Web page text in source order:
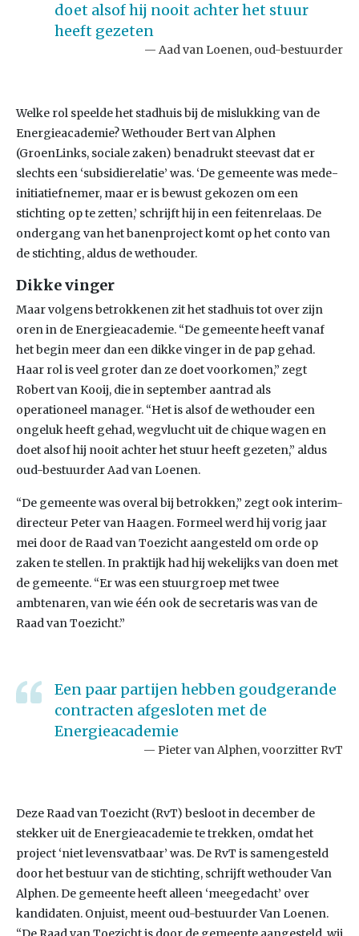
doet alsof hij nooit achter het stuur
heeft gezeten
Aad van Loenen, oud-bestuurder
Welke rol speelde het stadhuis bij de mislukking van de
Energieacademie? Wethouder Bert van Alphen
(GroenLinks, sociale zaken) benadrukt steevast dat er
slechts een ‘subsidierelatie’ was. ‘De gemeente was mede-
initiatiefnemer, maar er is bewust gekozen om een
stichting op te zetten,’ schrijft hij in een feitenrelaas. De
ondergang van het banenproject komt op het conto van
de stichting, aldus de wethouder.
Dikke vinger
Maar volgens betrokkenen zit het stadhuis tot over zijn
oren in de Energieacademie. “De gemeente heeft vanaf
het begin meer dan een dikke vinger in de pap gehad.
Haar rol is veel groter dan ze doet voorkomen,” zegt
Robert van Kooij, die in september aantrad als
operationeel manager. “Het is alsof de wethouder een
ongeluk heeft gehad, wegvlucht uit de chique wagen en
doet alsof hij nooit achter het stuur heeft gezeten,” aldus
oud-bestuurder Aad van Loenen.
“De gemeente was overal bij betrokken,” zegt ook interim-
directeur Peter van Haagen. Formeel werd hij vorig jaar
mei door de Raad van Toezicht aangesteld om orde op
zaken te stellen. In praktijk had hij wekelijks van doen met
de gemeente. “Er was een stuurgroep met twee
ambtenaren, van wie één ook de secretaris was van de
Raad van Toezicht.”
Een paar partijen hebben goudgerande
contracten afgesloten met de
Energieacademie
Pieter van Alphen, voorzitter RvT
Deze Raad van Toezicht (RvT) besloot in december de
stekker uit de Energieacademie te trekken, omdat het
project ‘niet levensvatbaar’ was. De RvT is samengesteld
door het bestuur van de stichting, schrijft wethouder Van
Alphen. De gemeente heeft alleen ‘meegedacht’ over
kandidaten. Onjuist, meent oud-bestuurder Van Loenen.